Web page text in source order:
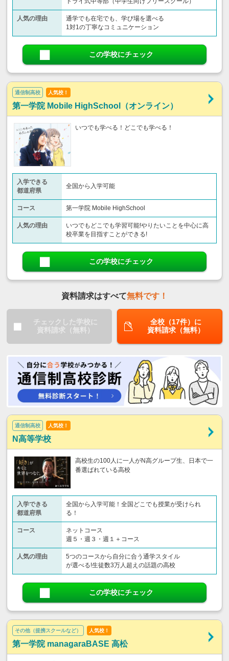
人気の理由
通学でも在宅でも、学び場を選べる
1対1の丁寧なコミュニケーション
この学校にチェック
通信制高校 人気校！
第一学院 Mobile HighSchool（オンライン）
いつでも学べる！どこでも学べる！
入学できる
都道府県
全国から入学可能
コース 第一学院 Mobile HighSchool
人気の理由
いつでもどこでも学習可能!やりたいことを中心に高
校卒業を目指すことができる!
この学校にチェック
資料請求はすべて無料です！
チェックした学校に
資料請求（無料）
全校（17件）に
資料請求（無料）
通信制高校 人気校！
N高等学校
高校生の100人に一人がN高グループ生、日本で一
番選ばれている高校
入学できる
都道府県
全国から入学可能！全国どこでも授業が受けられ
る！
コース
ネットコース
週５・週３・週１＋コース
人気の理由
5つのコースから自分に合う通学スタイル
が選べる!生徒数3万人超えの話題の高校
この学校にチェック
その他（提携スクールなど） 人気校！
第一学院 managaraBASE 高松